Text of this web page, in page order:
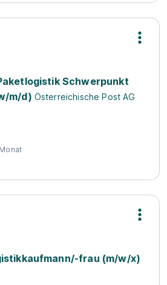
Schwerpunkt
m/d) Österreichische Post AG
frau (m/w/x)